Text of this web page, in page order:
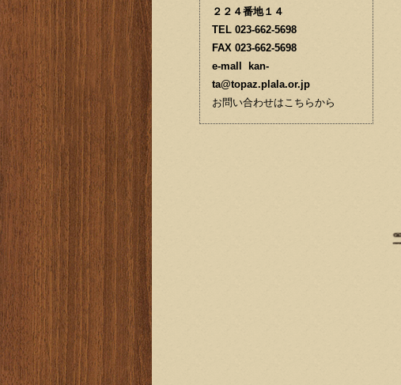
２２４番地１４
TEL 023-662-5698
FAX 023-662-5698
e-mall kan-
ta@topaz.plala.or.jp
お問い合わせはこちらから